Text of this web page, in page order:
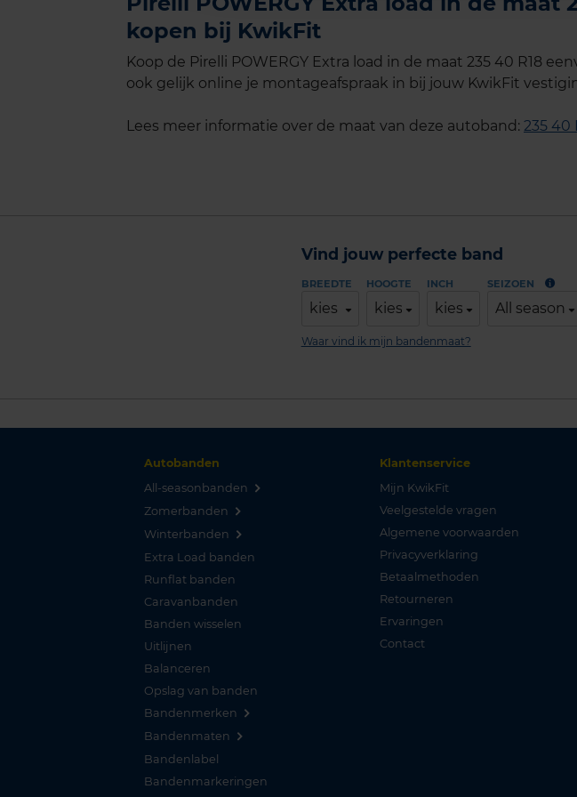
kopen bij KwikFit
Koop de Pirelli POWERGY Extra load in de maat 235 40 R18
ook gelijk online je montageafspraak in bij jouw KwikFit
Lees meer informatie over de maat van deze autoband: 235 40
Vind jouw perfecte band
BREEDTE
kies
HOOGTE
kies
INCH
kies
SEIZOEN
All season
Waar vind ik mijn bandenmaat?
Autobanden
All-seasonbanden
Zomerbanden
Winterbanden
Extra Load banden
Runflat banden
Caravanbanden
Banden wisselen
Uitlijnen
Balanceren
Opslag van banden
Bandenmerken
Bandenmaten
Bandenlabel
Bandenmarkeringen
Klantenservice
Mijn KwikFit
Veelgestelde vragen
Algemene voorwaarden
Privacyverklaring
Betaalmethoden
Retourneren
Ervaringen
Contact